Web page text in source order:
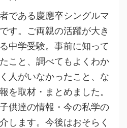
である慶應卒シングルマ
す。ご両親の活躍が大き
中学受験。事前に知って
こと、調べてもよくわか
人がいなかったこと、な
を取材・まとめました。
供達の情報・今の私学の
します。今後はおそらく